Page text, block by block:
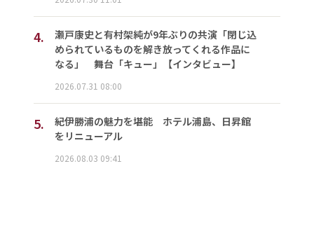
4.
瀬戸康史と有村架純が9年ぶりの共演「閉じ込
められているものを解き放ってくれる作品に
なる」 舞台「キュー」【インタビュー】
2026.07.31 08:00
5.
紀伊勝浦の魅力を堪能 ホテル浦島、日昇館
をリニューアル
2026.08.03 09:41